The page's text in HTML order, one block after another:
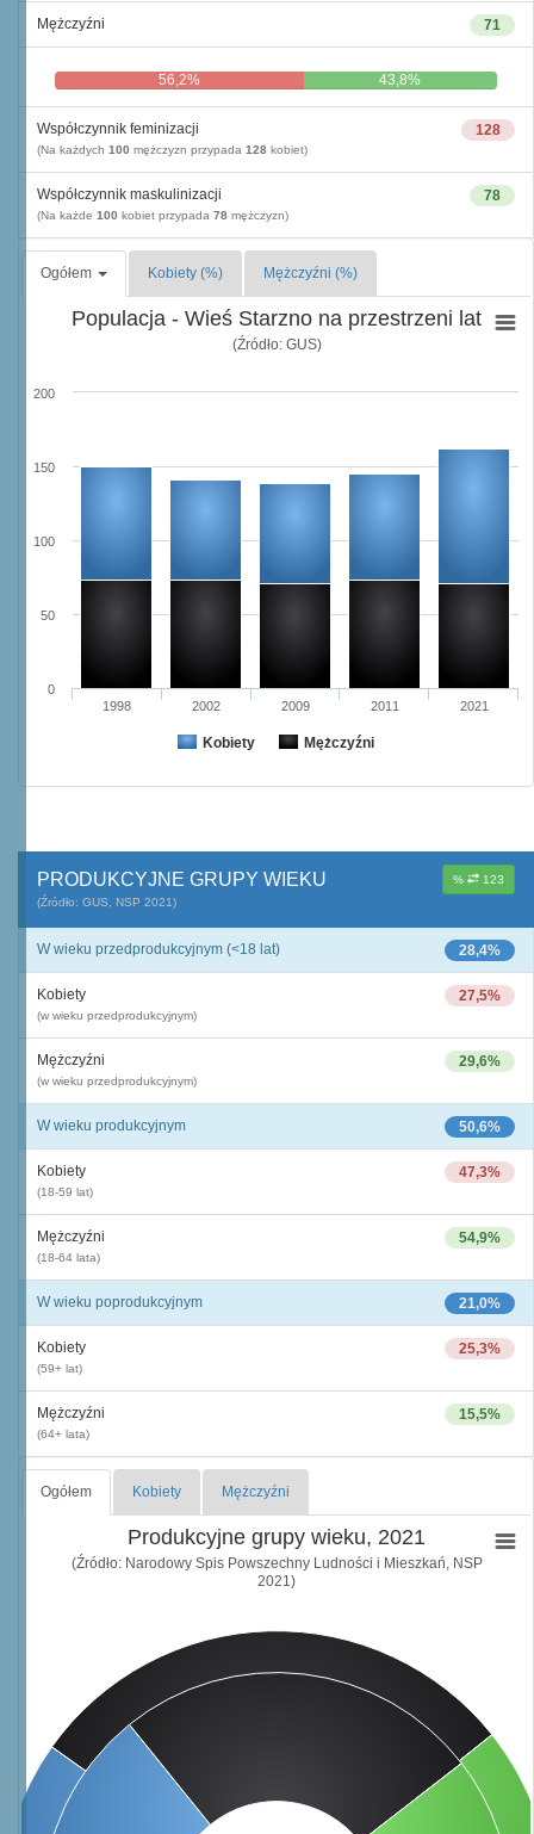
71
Mężczyźni
56,2% 43,8%
128
Współczynnik feminizacji
(Na każdych 100 mężczyzn przypada 128 kobiet)
78
Współczynnik maskulinizacji
(Na każde 100 kobiet przypada 78 mężczyzn)
Ogółem Kobiety (%) Mężczyźni (%)
Populacja - Wieś Starzno na przestrzeni lat
(Źródło: GUS)
Kobiety Mężczyźni
1998 2002 2009 2011 2021
0
50
100
150
200
% 123
PRODUKCYJNE GRUPY WIEKU
(Źródło: GUS, NSP 2021)
28,4%
W wieku przedprodukcyjnym (<18 lat)
27,5%
Kobiety
(w wieku przedprodukcyjnym)
29,6%
Mężczyźni
(w wieku przedprodukcyjnym)
50,6%
W wieku produkcyjnym
47,3%
Kobiety
(18-59 lat)
54,9%
Mężczyźni
(18-64 lata)
21,0%
W wieku poprodukcyjnym
25,3%
Kobiety
(59+ lat)
15,5%
Mężczyźni
(64+ lata)
Ogółem Kobiety Mężczyźni
Produkcyjne grupy wieku, 2021
(Źródło: Narodowy Spis Powszechny Ludności i Mieszkań, NSP
2021)